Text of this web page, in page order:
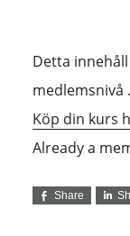
Detta
medlemsnivå .
Köp din kurs
Already a
Share